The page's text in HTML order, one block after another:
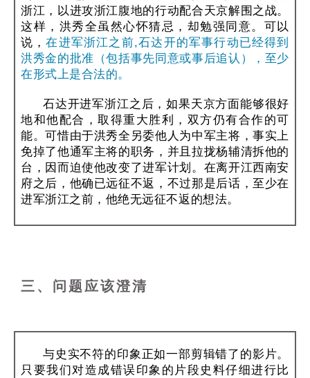
浙江，以进攻浙江腹地的行动配合天京解围之战。
这样，洪秀全虽然心怀猜忌，却勉强同意。可以
说，在进军浙江之前,石达开的军事行动已经得到
洪秀金的批准（包括事先同意或事后追认），至少
在形式上是合法的。
石达开进军浙江之后，如果天京方面能够很好
地和他配合，取得重大胜利，双方仍有合作的可
能。可惜由于洪秀全另委他人为中军主将，事实上
免掉了他通军主将的职务，并且拉拢杨辅清拆他的
台，因而迫使他改变了进军计划。在离开江西南安
府之后，他确已远征不返，不过那是后话，至少在
进军浙江之前，他绝无远征不返的想法。
三、问题应该澄清
与史实不符的印象正如一部剪辑错了的影片。
只要我们对造成错误印象的片段史料仔细进行比